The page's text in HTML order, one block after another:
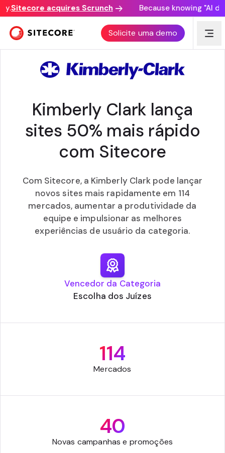
Sitecore acquires Scrunch Because knowing "AI
Solicite uma demo
CUSTOMER AWARD
Kimberly Clark lança
sites 50% mais rápido
com Sitecore
Com Sitecore, a Kimberly Clark pode lançar
novos sites mais rapidamente em 114
mercados, aumentar a produtividade da
equipe e impulsionar as melhores
experiências de usuário da categoria.
Vencedor da Categoria
Escolha dos Juízes
114
Mercados
40
Novas campanhas e promoções